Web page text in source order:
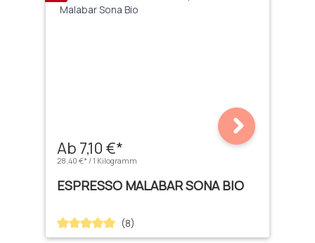
Ab 7,10 €*
28,40 €* / 1 Kilogramm
ESPRESSO MALABAR SONA BIO
Durchschnittliche Bewertung von 5 von 5 Sternen
(8)